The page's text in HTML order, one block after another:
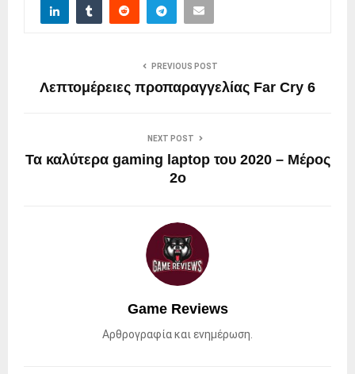
PREVIOUS POST
Λεπτομέρειες προπαραγγελίας Far Cry 6
NEXT POST
Τα καλύτερα gaming laptop του 2020 – Μέρος
2ο
Game Reviews
Αρθρογραφία και ενημέρωση.